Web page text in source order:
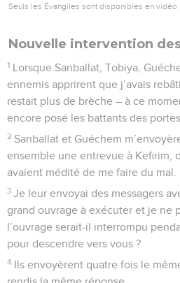
Seuls les Évangiles sont disponibles en vidéo
Nouvelle intervention
1 Lorsque Sanballat, Tobiya,
ennemis apprirent que j’avais
restait plus de brèche – à ce
encore posé les battants des portes
2 Sanballat et Guéchem
ensemble une entrevue à Kefirim,
avaient médité de me faire du mal.
3 Je leur envoyai des messagers
grand ouvrage à exécuter et je ne
l’ouvrage serait-il interrompu
pour descendre vers vous ?
4 Ils envoyèrent quatre fois le